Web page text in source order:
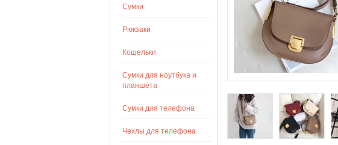
Сумки
Рюкзаки
Кошельки
Сумки для ноутбука и
планшета
Сумки для телефона
Чехлы для телефона